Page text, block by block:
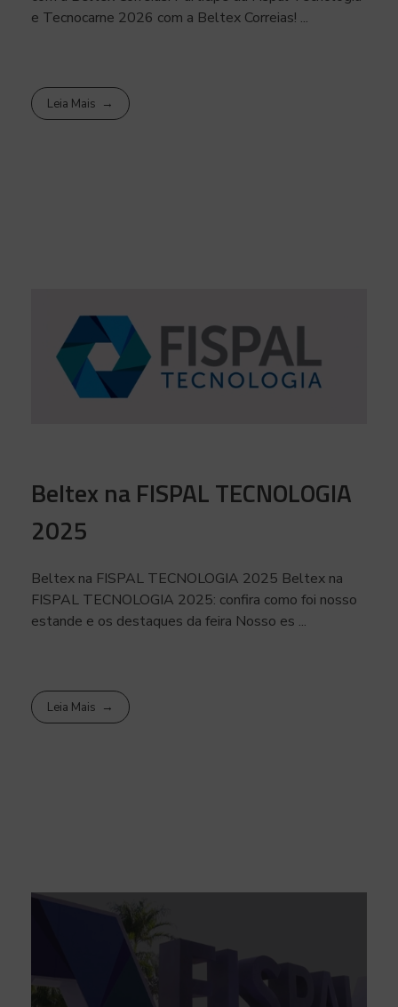
e Tecnocarne 2026 com a Beltex Correias! ...
Leia Mais
Beltex na FISPAL TECNOLOGIA
2025
Beltex na FISPAL TECNOLOGIA 2025 Beltex na
FISPAL TECNOLOGIA 2025: confira como foi nosso
estande e os destaques da feira Nosso es ...
Leia Mais